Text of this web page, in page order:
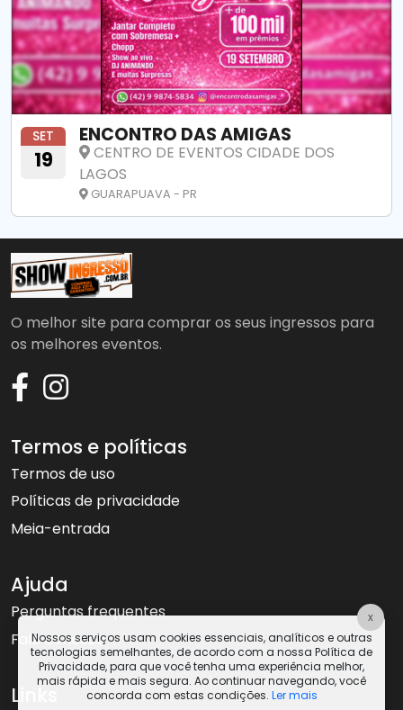
SET
19
ENCONTRO DAS AMIGAS
CENTRO DE EVENTOS CIDADE DOS
LAGOS
GUARAPUAVA - PR
O melhor site para comprar os seus ingressos para
os melhores eventos.
Termos e políticas
Termos de uso
Políticas de privacidade
Meia-entrada
Ajuda
Perguntas frequentes
Fale conosco
Links
x
Nossos serviços usam cookies essenciais, analíticos e outras
tecnologias semelhantes, de acordo com a nossa Política de
Privacidade, para que você tenha uma experiência melhor,
mais rápida e mais segura. Ao continuar navegando, você
concorda com estas condições. Ler mais